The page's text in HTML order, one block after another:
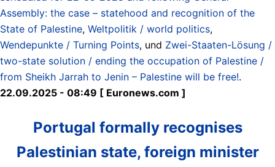
Assembly: the case – statehood and recognition of the
State of Palestine, Weltpolitik / world politics,
Wendepunkte / Turning Points, und Zwei-Staaten-Lösung /
two-state solution / ending the occupation of Palestine /
from Sheikh Jarrah to Jenin – Palestine will be free!.
22.09.2025 - 08:49 [ Euronews.com ]
Portugal formally recognises
Palestinian state, foreign minister